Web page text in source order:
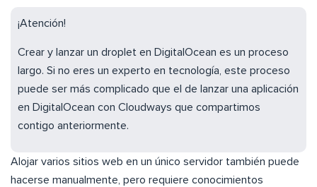
¡Atención!
Crear y lanzar un droplet en DigitalOcean es un proceso
largo. Si no eres un experto en tecnología, este proceso
puede ser más complicado que el de lanzar una aplicación
en DigitalOcean con Cloudways que compartimos
contigo anteriormente.
Alojar varios sitios web en un único servidor también puede
hacerse manualmente, pero requiere conocimientos